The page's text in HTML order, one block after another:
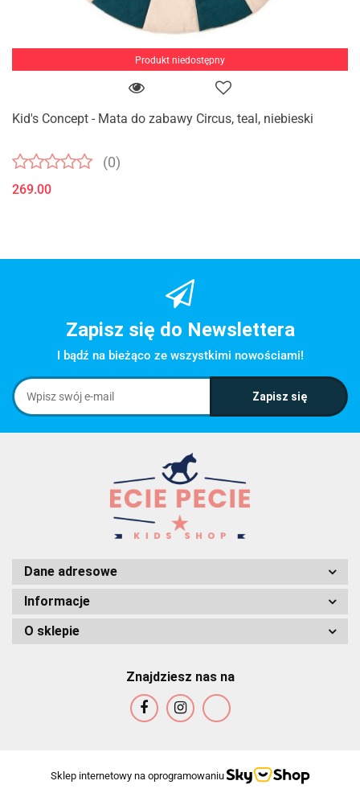
Produkt niedostępny
Kid's Concept - Mata do zabawy Circus, teal, niebieski
(0)
269.00
Zapisz się do Newslettera
I bądź na bieżąco ze wszystkimi nowościami!
Dane adresowe
Informacje
O sklepie
Znajdziesz nas na
Sklep internetowy na oprogramowaniu